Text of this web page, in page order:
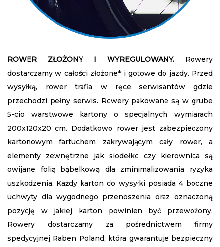
ROWER ZŁOŻONY I WYREGULOWANY. Rowery
dostarczamy w całości złożone* i gotowe do jazdy. Przed
wysyłką, rower trafia w ręce serwisantów gdzie
przechodzi pełny serwis. Rowery pakowane są w grube
5-cio warstwowe kartony o specjalnych wymiarach
200x120x20 cm. Dodatkowo rower jest zabezpieczony
kartonowym fartuchem zakrywającym cały rower, a
elementy zewnętrzne jak siodełko czy kierownica są
owijane folią bąbelkową dla zminimalizowania ryzyka
uszkodzenia. Każdy karton do wysyłki posiada 4 boczne
uchwyty dla wygodnego przenoszenia oraz oznaczoną
pozycję w jakiej karton powinien być przewożony.
Rowery dostarczamy za pośrednictwem firmy
spedycyjnej Raben Poland, która gwarantuje bezpieczny